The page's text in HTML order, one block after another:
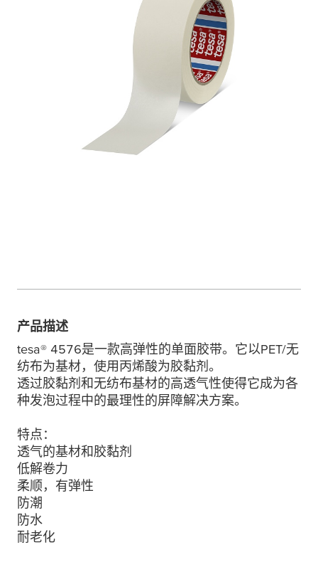
产品描述
tesa® 4576是一款高弹性的单面胶带。它以PET/无
纺布为基材，使用丙烯酸为胶黏剂。
透过胶黏剂和无纺布基材的高透气性使得它成为各
种发泡过程中的最理性的屏障解决方案。
特点：
透气的基材和胶黏剂
低解卷力
柔顺，有弹性
防潮
防水
耐老化